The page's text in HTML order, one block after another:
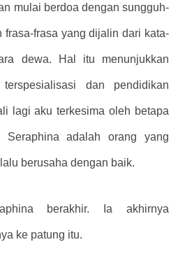
mulai berdoa dengan sungguh-
frasa-frasa yang dijalin dari kata-
dewa. Hal itu menunjukkan
dan pendidikan
lagi aku terkesima oleh betapa
Seraphina adalah orang yang
berusaha dengan baik.
berakhir. Ia akhirnya
ke patung itu.